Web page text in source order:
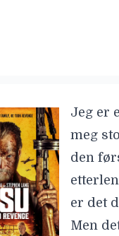
Jeg er
meg
den
er det
Men